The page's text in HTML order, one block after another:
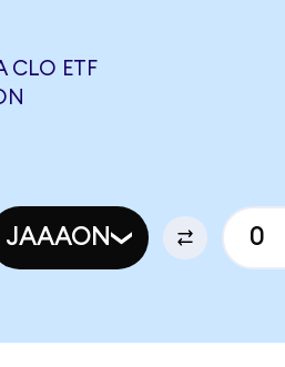
CLO ETF
JAAAON